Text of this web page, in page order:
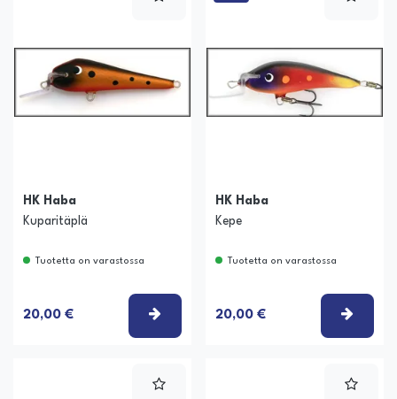
HK Haba
Kuparitäplä
Tuotetta on varastossa
20,00 € VALITSE VAIHTOEHTO
HK Haba
Kepe
Tuotetta on varastossa
20,00 €